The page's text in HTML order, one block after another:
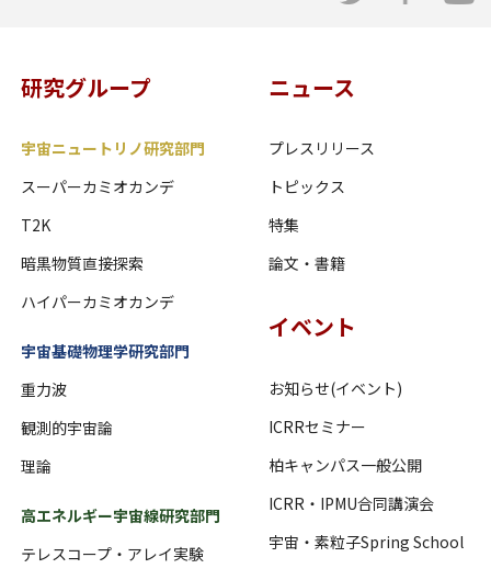
研究グループ
宇宙ニュートリノ研究部門
スーパーカミオカンデ
T2K
暗黒物質直接探索
ハイパーカミオカンデ
宇宙基礎物理学研究部門
重力波
観測的宇宙論
理論
高エネルギー宇宙線研究部門
テレスコープ・アレイ実験
ニュース
プレスリリース
トピックス
特集
論文・書籍
イベント
お知らせ(イベント)
ICRRセミナー
柏キャンパス一般公開
ICRR・IPMU合同講演会
宇宙・素粒子Spring School